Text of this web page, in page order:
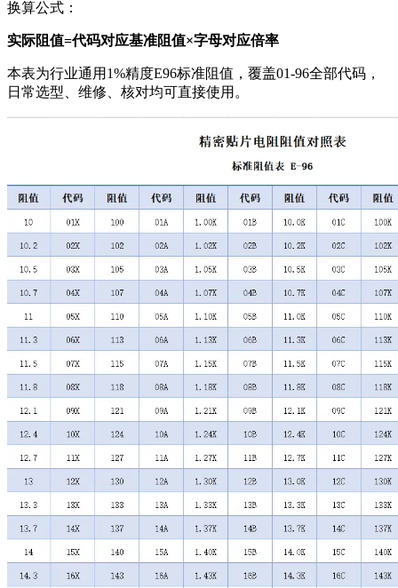
换算公式：
实际阻值=代码对应基准阻值×字母对应倍率
本表为行业通用1%精度E96标准阻值，覆盖01-96全部代码，
日常选型、维修、核对均可直接使用。